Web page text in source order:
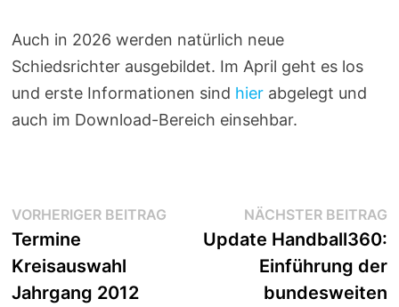
Auch in 2026 werden natürlich neue
Schiedsrichter ausgebildet. Im April geht es los
und erste Informationen sind hierabgelegt und
auch im Download-Bereich einsehbar.
Beitragsnavigation
VORHERIGER BEITRAGVorheriger
Beitrag:
Termine
Kreisauswahl
Jahrgang 2012
NÄCHSTER BEITRAG
Update Handball360:
Einführung der
bundesweiten